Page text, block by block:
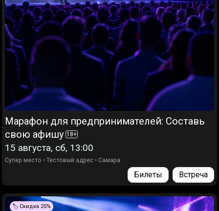
Марафон для предпринимателей: Составь
свою афишу 18+
15 августа, сб, 13:00
Супер место • Тестовый адрес • Самара
Билеты Встреча
🏷️ Скидка 25%